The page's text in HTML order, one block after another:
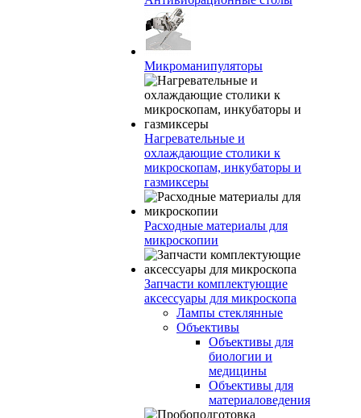
Микроманипуляторы
Нагревательные и
охлаждающие столики к
микроскопам, инкубаторы и
газмиксеры
Расходные материалы для
микроскопии
Запчасти комплектующие
аксессуары для микроскопа
Лампы стеклянные
Объективы
Объективы для
биологии и
медицины
Объективы для
материаловедения